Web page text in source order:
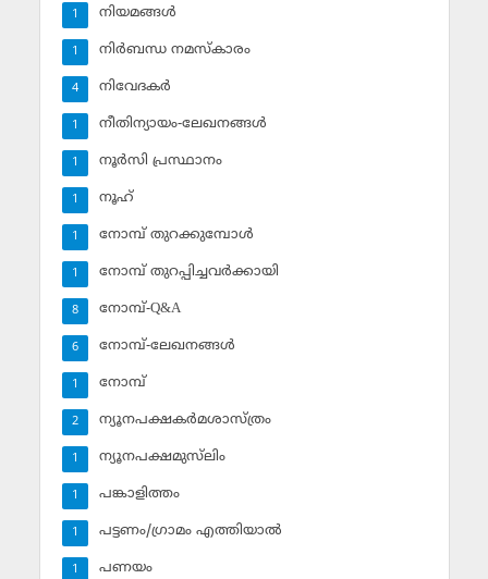
നിയമങ്ങള്‍
1
നിര്‍ബന്ധ നമസ്‌കാരം
1
നിവേദകര്‍
4
നീതിന്യായം-ലേഖനങ്ങള്‍
1
നൂര്‍സി പ്രസ്ഥാനം
1
നൂഹ്‌
1
നോമ്പ് തുറക്കുമ്പോള്‍
1
നോമ്പ് തുറപ്പിച്ചവര്‍ക്കായി
1
നോമ്പ്-Q&A
8
നോമ്പ്-ലേഖനങ്ങള്‍
6
നോമ്പ്‌
1
ന്യൂനപക്ഷകര്‍മശാസ്ത്രം
2
ന്യൂനപക്ഷമുസ്‌ലിം
1
പങ്കാളിത്തം
1
പട്ടണം/ഗ്രാമം എത്തിയാല്‍
1
പണയം
1